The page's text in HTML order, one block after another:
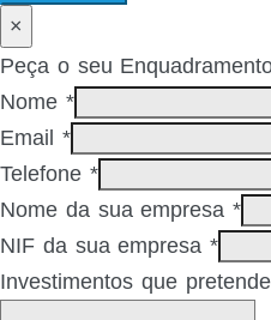
×
Peça o seu
Nome *
Email *
Telefone *
Nome da sua empresa*
NIF da sua empresa*
Investimentos que